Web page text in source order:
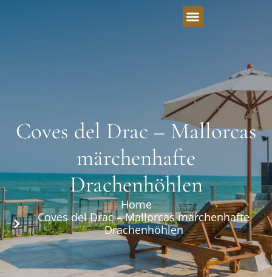
Coves del Drac – Mallorcas
märchenhafte
Drachenhöhlen
Home
Coves del Drac – Mallorcas märchenhafte
Drachenhöhlen